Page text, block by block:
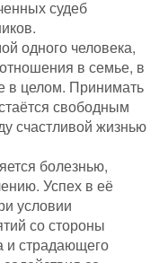
судеб
одного человека,
в семье, в
в целом. Принимать
свободным
счастливой жизнью
болезнью,
Успех в её
условии
со стороны
и страдающего